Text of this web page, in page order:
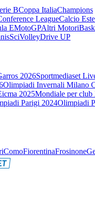
BCoppa ItaliaChampions
LeagueCalcio
EMotoGPAltri Motori
SciVolleyDrive UP
2026Sportmediaset
Olimpiadi Invernali Milano
2025Mondiale per club
Parigi 2024Olimpiadi
ComoFiorentinaFrosinone